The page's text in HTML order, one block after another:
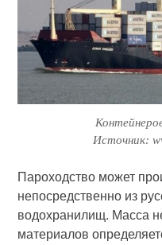
Источник:
Пароходство может
непосредственно из
водохранилищ. Масса
материалов